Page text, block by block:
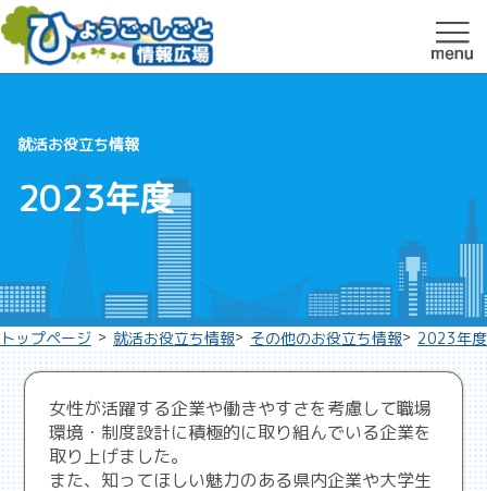
就活お役立ち情報
2023年度
トップページ > 就活お役立ち情報> その他のお役立ち情報> 2023年度
女性が活躍する企業や働きやすさを考慮して職場
環境・制度設計に積極的に取り組んでいる企業を
取り上げました。
また、知ってほしい魅力のある県内企業や大学生